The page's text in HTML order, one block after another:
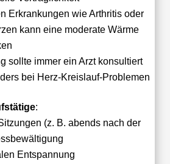
Erkrankungen wie Arthritis oder
kann eine moderate Wärme
sollte immer ein Arzt konsultiert
bei Herz-Kreislauf-Problemen
:
(z. B. abends nach der
Entspannung